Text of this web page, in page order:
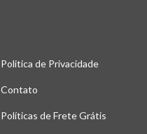
Politica de Privacidade
Contato
Políticas de Frete Grátis